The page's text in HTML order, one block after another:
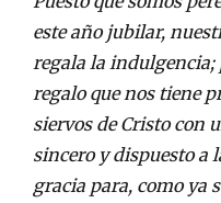
este año jubilar,
regala la indulgencia;
regalo que nos tiene
siervos de Cristo con
sincero y dispuesto a
gracia para, como ya